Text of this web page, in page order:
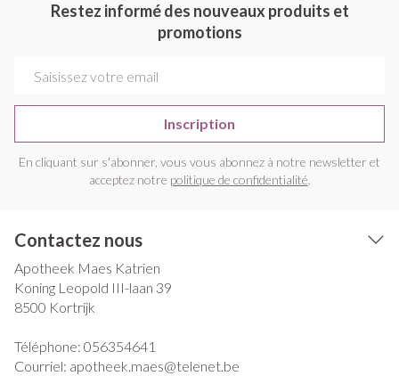
Restez informé des nouveaux produits et
promotions
Inscription
En cliquant sur s'abonner, vous vous abonnez à notre newsletter et
acceptez notre politique de confidentialité.
Contactez nous
Apotheek Maes Katrien
Koning Leopold III-laan 39
8500 Kortrijk
Téléphone: 056354641
Courriel: apotheek.maes@telenet.be